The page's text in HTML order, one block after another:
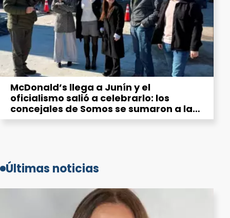
McDonald’s llega a Junín y el
oficialismo salió a celebrarlo: los
concejales de Somos se sumaron a la
“emoción” por la hamburguesería
Últimas noticias